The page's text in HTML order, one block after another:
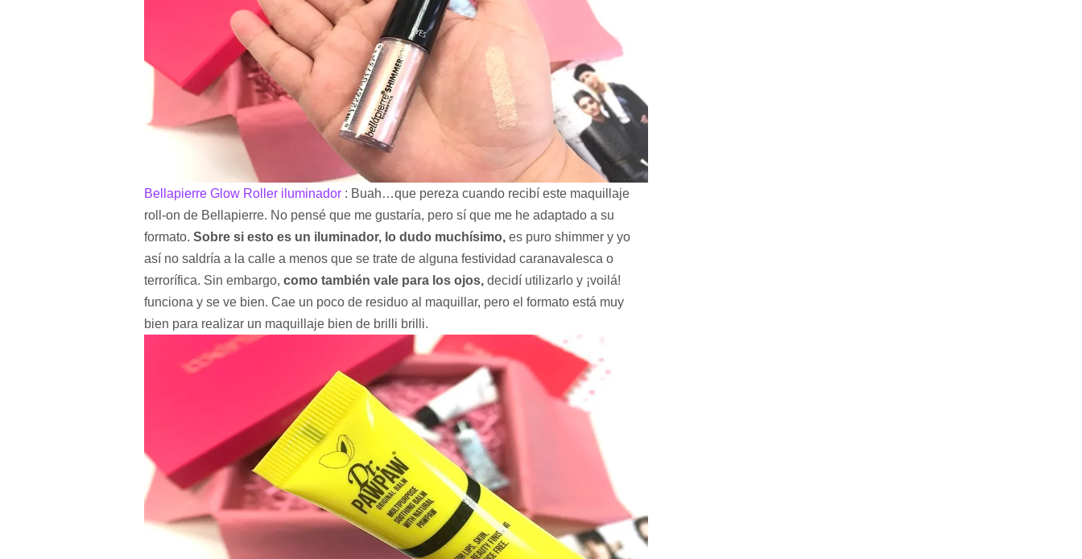
Bellapierre Glow Roller iluminador: Buah…que pereza cuando recibí este maquillaje
roll-on de Bellapierre. No pensé que me gustaría, pero sí que me he adaptado a su
formato. Sobre si esto es un iluminador, lo dudo muchísimo,es puro shimmer y yo
así no saldría a la calle a menos que se trate de alguna festividad caranavalesca o
terrorífica. Sin embargo, como también vale para los ojos,decidí utilizarlo y ¡voilá!
funciona y se ve bien. Cae un poco de residuo al maquillar, pero el formato está muy
bien para realizar un maquillaje bien de brilli brilli.